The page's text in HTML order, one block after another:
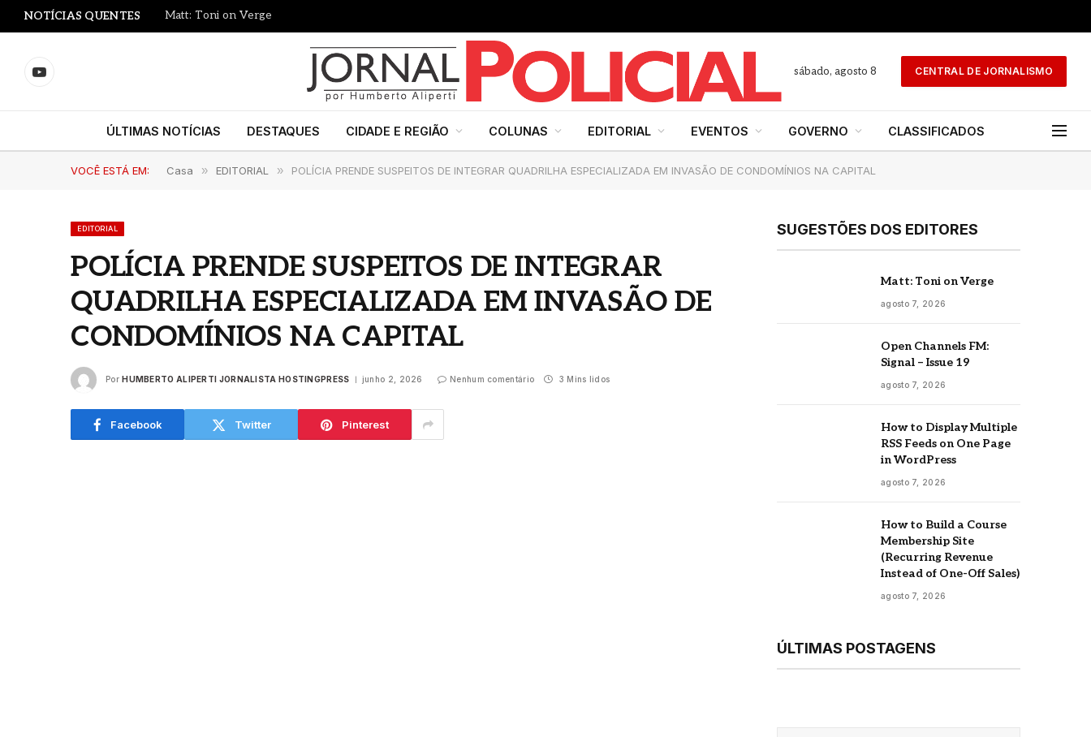
NOTÍCIAS QUENTES Matt: Toni on Verge
YouTube
sábado, agosto 8 CENTRAL DE JORNALISMO
ÚLTIMAS NOTÍCIAS DESTAQUES CIDADE E REGIÃO COLUNAS EDITORIAL EVENTOS GOVERNO CLASSIFICADOS
VOCÊ ESTÁ EM: Casa » EDITORIAL » POLÍCIA PRENDE SUSPEITOS DE INTEGRAR QUADRILHA ESPECIALIZADA EM INVASÃO DE CONDOMÍNIOS NA CAPITAL
EDITORIAL
POLÍCIA PRENDE SUSPEITOS DE INTEGRAR
QUADRILHA ESPECIALIZADA EM INVASÃO DE
CONDOMÍNIOS NA CAPITAL
Por HUMBERTO ALIPERTI JORNALISTA HOSTINGPRESS junho 2, 2026 Nenhum comentário 3 Mins lidos
Facebook Twitter Pinterest
SUGESTÕES DOS EDITORES
Matt: Toni on Verge
agosto 7, 2026
Open Channels FM:
Signal – Issue 19
agosto 7, 2026
How to Display Multiple
RSS Feeds on One Page
in WordPress
agosto 7, 2026
How to Build a Course
Membership Site
(Recurring Revenue
Instead of One-Off Sales)
agosto 7, 2026
ÚLTIMAS POSTAGENS